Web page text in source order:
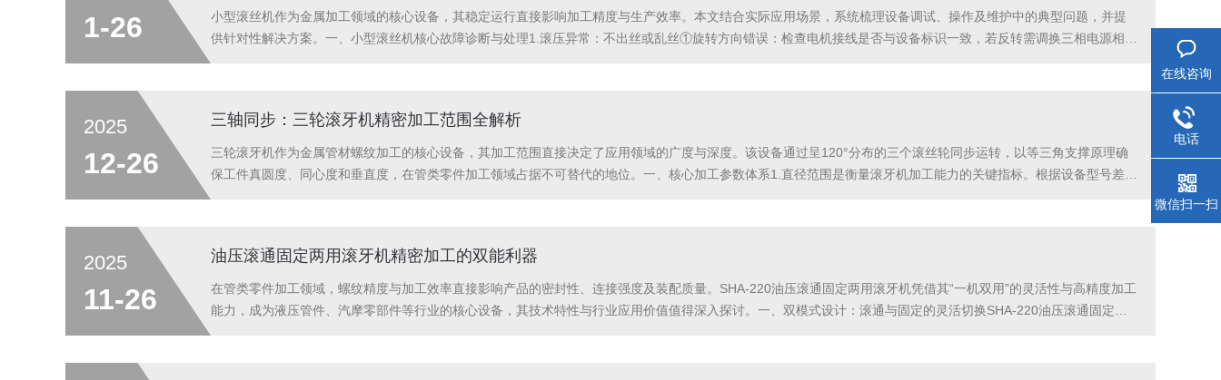
1-26
小型滚丝机作为金属加工领域的核心设备，其稳定运行直接影响加工精度与生产效率。本文结合实际应用场景，系统梳理设备调试、操作及维护中的典型问题，并提
供针对性解决方案。一、小型滚丝机核心故障诊断与处理1.滚压异常：不出丝或乱丝①旋转方向错误：检查电机接线是否与设备标识一致，若反转需调换三相电源相
2025
12-26
三轴同步：三轮滚牙机精密加工范围全解析
三轮滚牙机作为金属管材螺纹加工的核心设备，其加工范围直接决定了应用领域的广度与深度。该设备通过呈120°分布的三个滚丝轮同步运转，以等三角支撑原理确
保工件真圆度、同心度和垂直度，在管类零件加工领域占据不可替代的地位。一、核心加工参数体系1.直径范围是衡量滚牙机加工能力的关键指标。根据设备型号差
2025
11-26
油压滚通固定两用滚牙机精密加工的双能利器
在管类零件加工领域，螺纹精度与加工效率直接影响产品的密封性、连接强度及装配质量。SHA-220油压滚通固定两用滚牙机凭借其“一机双用”的灵活性与高精度加工
能力，成为液压管件、汽摩零部件等行业的核心设备，其技术特性与行业应用价值值得深入探讨。一、双模式设计：滚通与固定的灵活切换SHA-220油压滚通固定两
在线咨询
电话
微信扫一扫